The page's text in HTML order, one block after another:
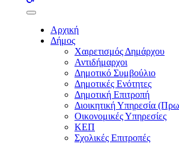
buttons
Αρχική
Δήμος
Χαιρετισμός Δημάρχου
Αντιδήμαρχοι
Δημοτικό Συμβούλιο
Δημοτικές Ενότητες
Δημοτική Επιτροπή
Διοικητική Υπηρεσία
Οικονομικές Υπηρεσίες
ΚΕΠ
Σχολικές Επιτροπές